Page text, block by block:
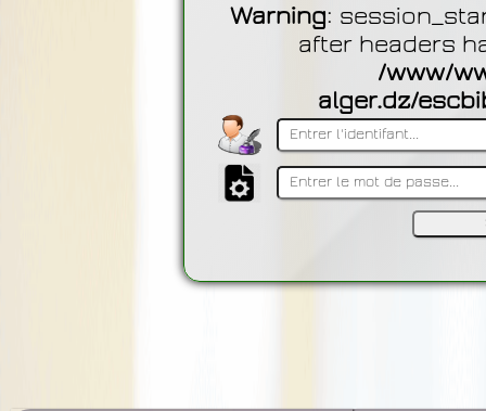
Warning:
after headers
/www/
alger.dz/